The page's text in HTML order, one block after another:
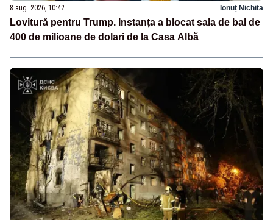
8 aug. 2026, 10:42 Ionuț Nichita
Lovitură pentru Trump. Instanța a blocat sala de bal de
400 de milioane de dolari de la Casa Albă